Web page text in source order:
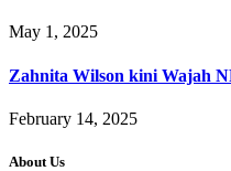
May 1, 2025
Zahnita Wilson kini Wajah
February 14, 2025
About Us